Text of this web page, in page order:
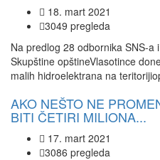
18. mart 2021
3049 pregleda
Na predlog 28 odbornika SNS-a
Skupštine opštineVlasotince
malih hidroelektrana na
AKO NEŠTO NE
BITI ČETIRI MILIONA...
17. mart 2021
3086 pregleda